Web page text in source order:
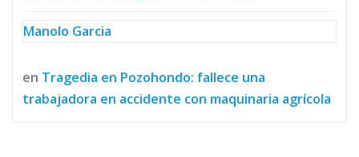
Manolo Garcia
en Tragedia en Pozohondo: fallece una
trabajadora en accidente con maquinaria agrícola